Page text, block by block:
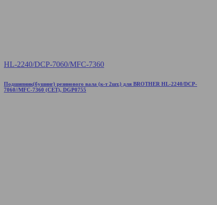
HL-2240/DCP-7060/MFC-7360
Подшипник(бушинг) резинового вала (к-т 2шт.) для BROTHER HL-2240/DCP-
7060//MFC-7360 (CET), DGP0755